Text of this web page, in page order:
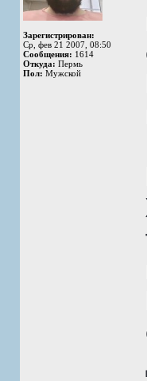
Зарегистрирован:
Ср, фев 21 2007, 08:50
Сообщения: 1614
Откуда: Пермь
Пол: Мужской